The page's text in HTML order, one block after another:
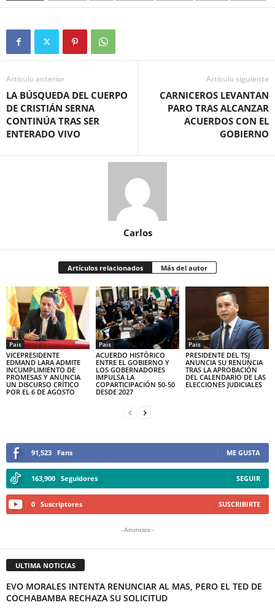
Artículo anterior
LA BÚSQUEDA DEL CUERPO
DE CRISTIÁN SERNA
CONTINÚA TRAS SER
ENTERADO VIVO
Artículo siguiente
CARNICEROS LEVANTAN
PARO TRAS ALCANZAR
ACUERDOS CON EL
GOBIERNO
Carlos
Artículos relacionados Más del autor
Pais
VICEPRESIDENTE
EDMAND LARA ADMITE
INCUMPLIMIENTO DE
PROMESAS Y ANUNCIA
UN DISCURSO CRÍTICO
POR EL 6 DE AGOSTO
Pais
ACUERDO HISTÓRICO
ENTRE EL GOBIERNO Y
LOS GOBERNADORES
IMPULSA LA
COPARTICIPACIÓN 50-50
DESDE 2027
Pais
PRESIDENTE DEL TSJ
ANUNCIA SU RENUNCIA
TRAS LA APROBACIÓN
DEL CALENDARIO DE LAS
ELECCIONES JUDICIALES
91,523 Fans ME GUSTA
163,900 Seguidores SEGUIR
0 Suscriptores SUSCRIBIRTE
- Anuncios -
ULTIMA NOTICIAS
EVO MORALES INTENTA RENUNCIAR AL MAS, PERO EL TED DE
COCHABAMBA RECHAZA SU SOLICITUD